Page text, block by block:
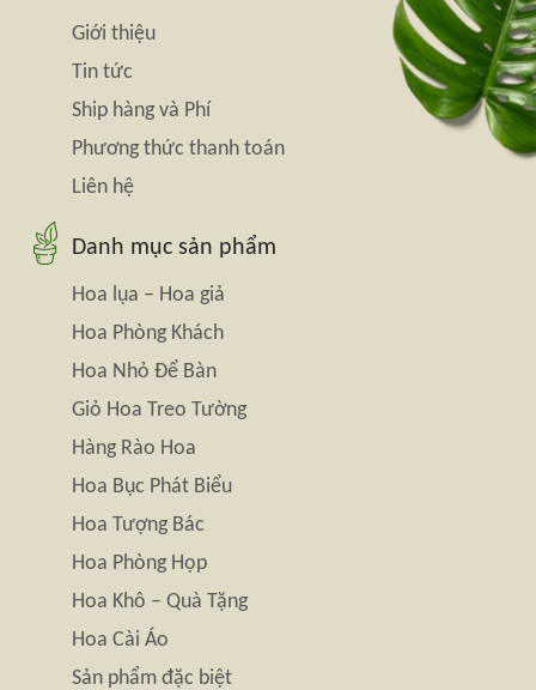
Giới thiệu
Tin tức
Ship hàng và Phí
Phương thức thanh toán
Liên hệ
Danh mục sản phẩm
Hoa lụa – Hoa giả
Hoa Phòng Khách
Hoa Nhỏ Để Bàn
Giỏ Hoa Treo Tường
Hàng Rào Hoa
Hoa Bục Phát Biểu
Hoa Tượng Bác
Hoa Phòng Họp
Hoa Khô – Quà Tặng
Hoa Cài Áo
Sản phẩm đặc biệt